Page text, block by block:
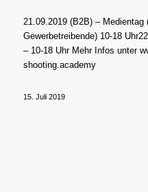
21.09.2019 (B2B) –
Gewerbetreibende) 10-18
– 10-18 Uhr Mehr Infos unter
shooting.academy
15. Juli 2019